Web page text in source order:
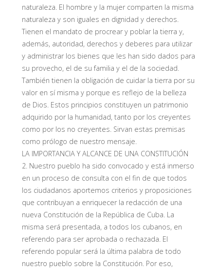
naturaleza. El hombre y la mujer comparten la misma
naturaleza y son iguales en dignidad y derechos.
Tienen el mandato de procrear y poblar la tierra y,
además, autoridad, derechos y deberes para utilizar
y administrar los bienes que les han sido dados para
su provecho, el de su familia y el de la sociedad.
También tienen la obligación de cuidar la tierra por su
valor en sí misma y porque es reflejo de la belleza
de Dios. Estos principios constituyen un patrimonio
adquirido por la humanidad, tanto por los creyentes
como por los no creyentes. Sirvan estas premisas
como prólogo de nuestro mensaje.
LA IMPORTANCIA Y ALCANCE DE UNA CONSTITUCIÓN
2. Nuestro pueblo ha sido convocado y está inmerso
en un proceso de consulta con el fin de que todos
los ciudadanos aportemos criterios y proposiciones
que contribuyan a enriquecer la redacción de una
nueva Constitución de la República de Cuba. La
misma será presentada, a todos los cubanos, en
referendo para ser aprobada o rechazada. El
referendo popular será la última palabra de todo
nuestro pueblo sobre la Constitución. Por eso,